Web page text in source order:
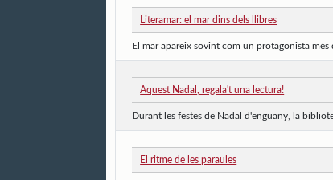
Literamar: el mar dins dels llibres
El mar apareix sovint com un protagonista més
Aquest Nadal, regala't una lectura!
Durant les festes de Nadal d'enguany, la
El ritme de les paraules